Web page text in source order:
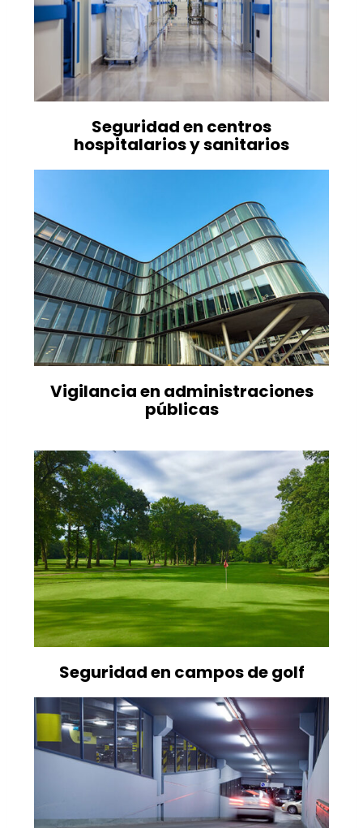
Seguridad en centros
hospitalarios y sanitarios
Vigilancia en administraciones
públicas
Seguridad en campos de golf